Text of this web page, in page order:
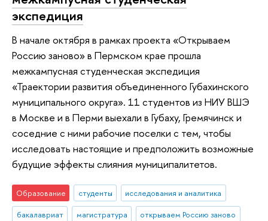
экспедиция
В начале октября в рамках проекта «Открываем
Россию заново» в Пермском крае прошла
межкампусная студенческая экспедиция
«Траектории развития объединенного Губахинского
муниципального округа». 11 студентов из НИУ ВШЭ
в Москве и в Перми выехали в Губаху, Гремячинск и
соседние с ними рабочие поселки с тем, чтобы
исследовать настоящие и предположить возможные
будущие эффекты слияния муниципалитетов.
Образование студенты
исследования и аналитика
бакалавриат
магистратура открываем Россию заново